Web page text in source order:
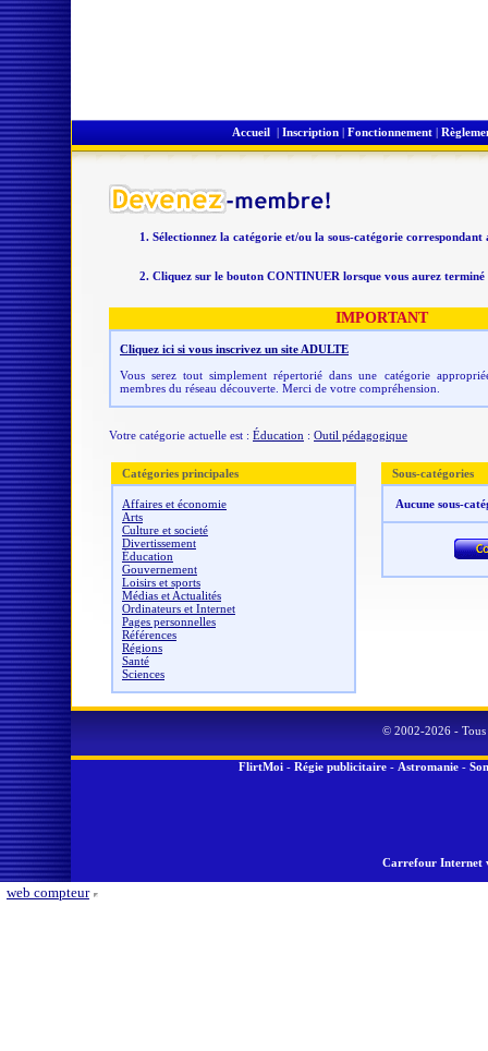
Accueil | Inscription | Fonctionnement |
Sélectionnez la catégorie et/ou la sous-catégorie correspondant
Cliquez sur le bouton CONTINUER lorsque vous aurez terminé
IMPORTANT
Cliquez ici si vous inscrivez un site ADULTE
Vous serez tout simplement répertorié dans une catégorie
membres du réseau découverte. Merci de votre compréhension.
Votre catégorie actuelle est : Éducation : Outil pédagogique
Catégories principales
Affaires et économie
Arts
Culture et societé
Divertissement
Éducation
Gouvernement
Loisirs et sports
Médias et Actualités
Ordinateurs et Internet
Pages personnelles
Références
Régions
Santé
Sciences
Sous-catégories
Aucune sous-
© 2002-2026 - Tous
FlirtMoi - Régie publicitaire - Astromanie -
Carrefour Internet
web compteur